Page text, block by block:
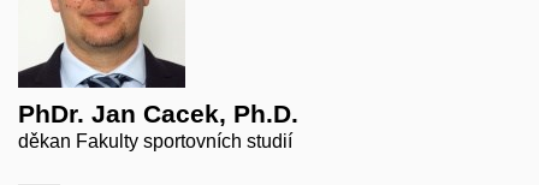
PhDr. Jan Cacek, Ph.D.
děkan Fakulty sportovních studií